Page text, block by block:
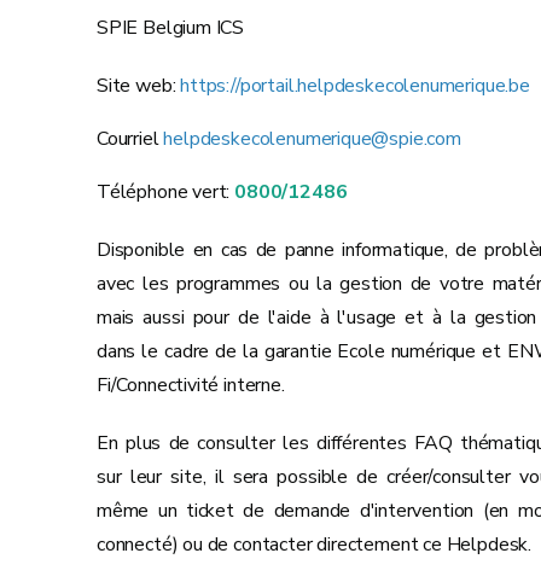
SPIE Belgium ICS
Site web:https://portail.helpdeskecolenumerique.be
Courrielhelpdeskecolenumerique@spie.com
Téléphone vert: 0800/12486
Disponible en cas de panne informatique, de
avec les programmes ou la gestion de votre
mais aussi pour de l'aide à l'usage et à la
dans le cadre de la garantie Ecole numérique et
Fi/Connectivité interne.
En plus de consulter les différentes FAQ
sur leur site, il sera possible de créer/consulter
même un ticket de demande d'intervention (en
connecté) ou de contacter directement ce Helpdesk.